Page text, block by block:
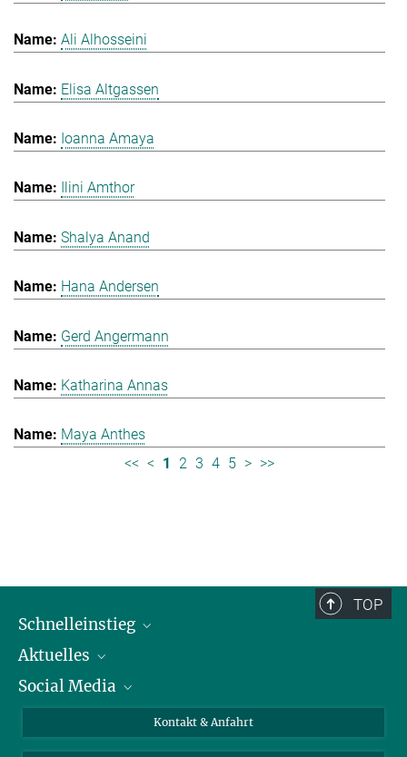
Ali Alhosseini
Elisa Altgassen
Ioanna Amaya
Ilini Amthor
Shalya Anand
Hana Andersen
Gerd Angermann
Katharina Annas
Maya Anthes
<< < 1 2 3 4 5 > >>
TOP
Schnelleinstieg
Personen
Pressebereich
Aktuelles
Stellenangebote
Social Media
X
Kontakt & Anfahrt